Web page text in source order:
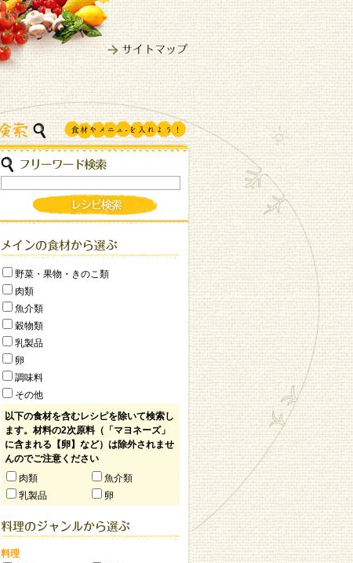
野菜・果物・きのこ類
肉類
魚介類
穀物類
乳製品
卵
調味料
その他
以下の食材を含むレシピを除いて検索し
ます。材料の2次原料（「マヨネーズ」
に含まれる【卵】など）は除外されませ
んのでご注意ください
肉類
魚介類
乳製品
卵
料理